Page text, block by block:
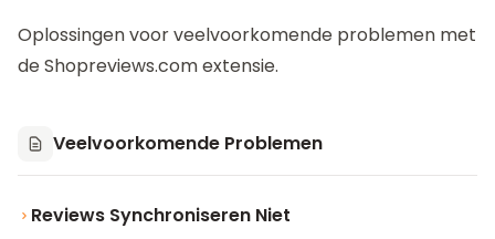
Oplossingen voor veelvoorkomende problemen met
deShopreviews.comextensie.
Veelvoorkomende Problemen
Reviews Synchroniseren Niet